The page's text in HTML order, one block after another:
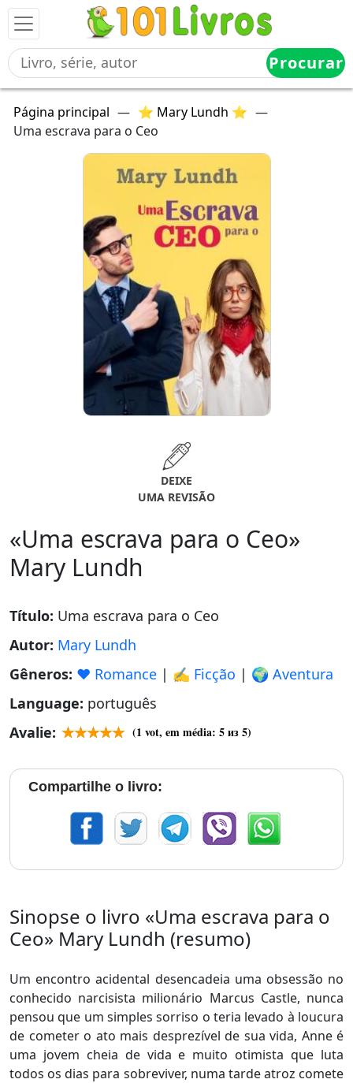
Procurar
Página principal — ⭐ Mary Lundh ⭐ —
Uma escrava para o Ceo
DEIXE
UMA REVISÃO
«Uma escrava para o Ceo»
Mary Lundh
Título: Uma escrava para o Ceo
Autor: Mary Lundh
Gêneros: ❤️ Romance | ✍️ Ficção | 🌍 Aventura
Language: português
Avalie:
(1 vot, em média: 5из 5)
Compartilhe o livro:
Sinopse o livro «Uma escrava para o
Ceo» Mary Lundh (resumo)
Um encontro acidental desencadeia uma obsessão no
conhecido narcisista milionário Marcus Castle, nunca
pensou que um simples sorriso o teria levado à loucura
de cometer o ato mais desprezível de sua vida, Anne é
uma jovem cheia de vida e muito otimista que luta
todos os dias para sobreviver, numa tarde atroz comete